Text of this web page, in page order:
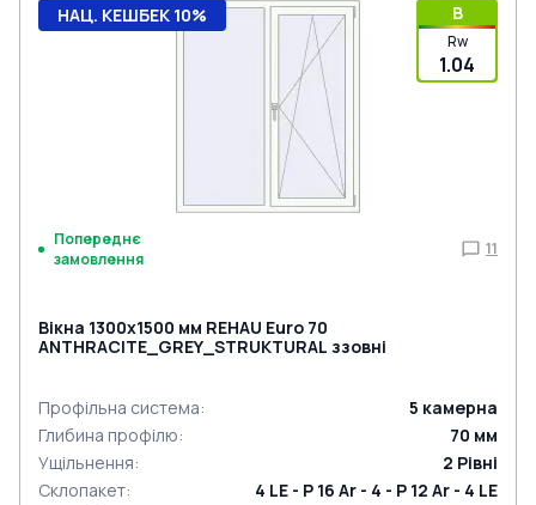
B
Rw
1.04
НАЦ. КЕШБЕК 10%
Попереднє
замовлення
11
Вікна 1300x1500 мм REHAU Euro 70
ANTHRACITE_GREY_STRUKTURAL ззовні
Профільна система: 5 камерна
Глибина профілю: 70 мм
Ущільнення: 2 Рівні
Склопакет:
4 LE - P 16 Ar - 4 - P 12 Ar - 4 LE